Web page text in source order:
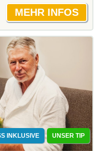
INKLUSIVE UNSER TIP